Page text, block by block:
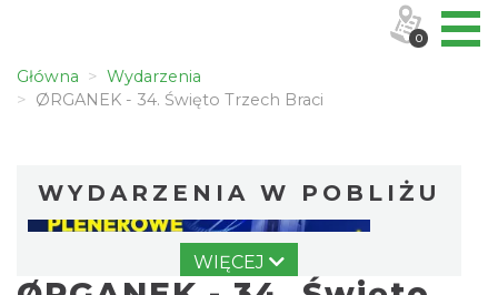
Główna
Wydarzenia
ØRGANEK - 34. Święto Trzech Braci
WYDARZENIA W POBLIŻU
WIĘCEJ
0